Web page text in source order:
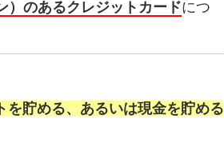
）のあるクレジットカードにつ
貯める、あるいは現金を貯める